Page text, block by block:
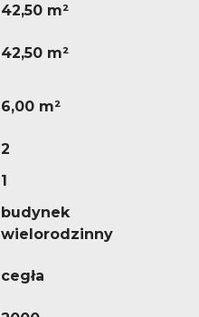
42,50 m²
42,50 m²
6,00 m²
2
1
budynek
wielorodzinny
cegła